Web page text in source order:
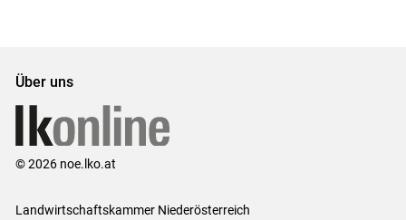
Über uns
© 2026 noe.lko.at
Landwirtschaftskammer Niederösterreich